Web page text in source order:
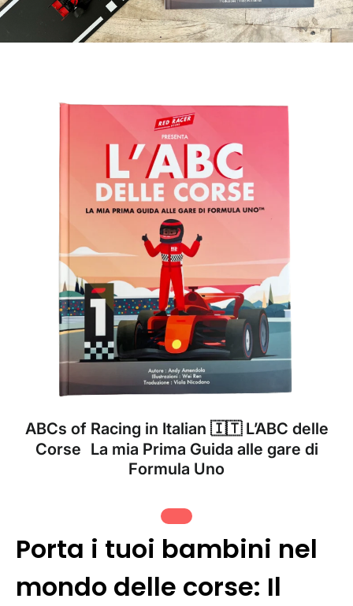
ABCs of Racing in Italian 🇮🇹 L’ABC delle
Corse La mia Prima Guida alle gare di
Formula Uno
Porta i tuoi bambini nel
mondo delle corse: Il